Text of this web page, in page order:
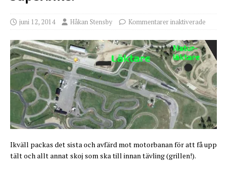
juni 12, 2014 Håkan Stensby Kommentarer inaktiverade
Ikväll packas det sista och avfärd mot motorbanan för att få upp
tält och allt annat skoj som ska till innan tävling (grillen!).